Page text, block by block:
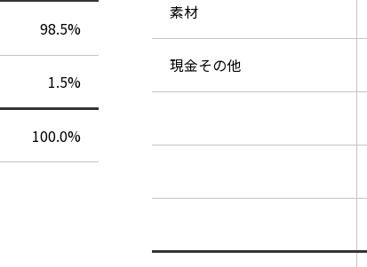
98.5%
1.5%
100.0%
素材
現金その他